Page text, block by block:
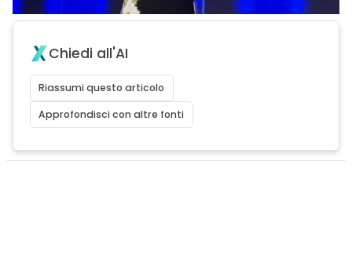
Chiedi all'AI
Riassumi questo articolo
Approfondisci con altre fonti